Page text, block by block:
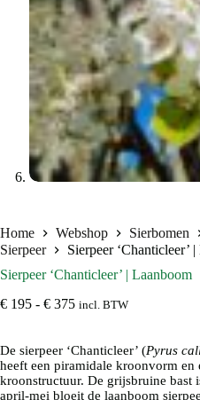
Home Webshop Sierbomen
Sierpeer
Sierpeer ‘Chanticleer’
Sierpeer ‘Chanticleer’ | Laanboom
€ 195 - € 375Prijsklasse:
€ 375
incl. BTW
De sierpeer ‘Chanticleer’ (Pyrus
heeft een piramidale kroonvorm en
kroonstructuur. De grijsbruine bast
april-mei bloeit de laanboom